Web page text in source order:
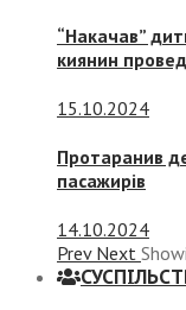
“Накачав”
киянин
15.10.2024
Протаранив
пасажирів
14.10.2024
Prev Next